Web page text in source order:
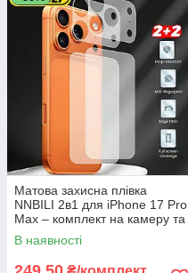
Матова захисна плівка
NNBILI 2в1 для iPhone 17 Pro
Max – комплект на камеру та
задню панель, PET,
антиблікова (2 шт.)
В наявності